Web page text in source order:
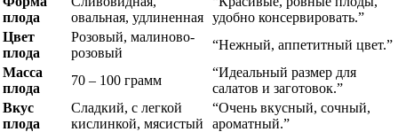
плода
овальная, удлиненная удобно консервировать.”
Цвет
плода
Розовый, малиново-
розовый
“Нежный, аппетитный цвет.”
Масса
плода
70 – 100 грамм
“Идеальный размер для
салатов и заготовок.”
Вкус
плода
Сладкий, с легкой
кислинкой, мясистый
“Очень вкусный, сочный,
ароматный.”